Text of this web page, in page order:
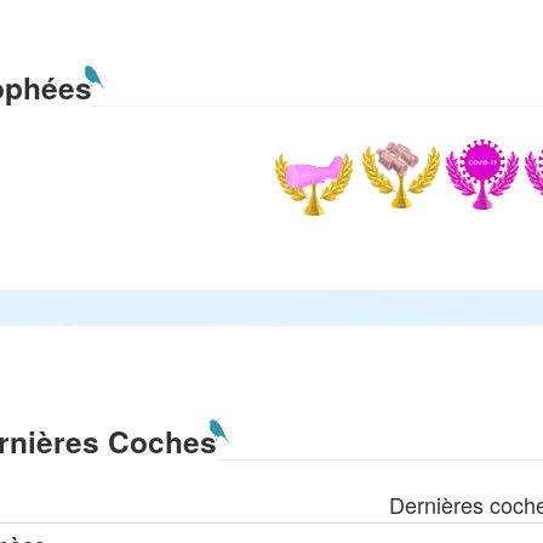
Coches
Dernières